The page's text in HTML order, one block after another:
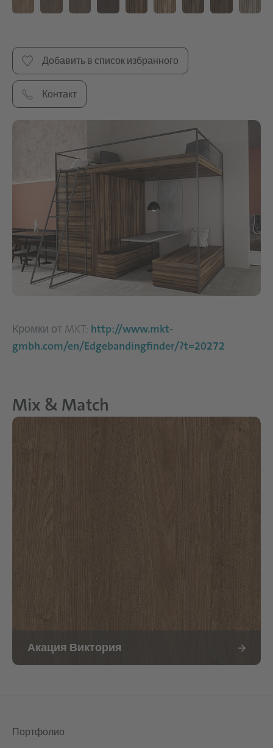
Добавить в список избранного
Контакт
Mix & Match
Акация Виктория
Кромки от MKT: http://www.mkt-
gmbh.com/en/Edgebandingfinder/?t=20272
Портфолио